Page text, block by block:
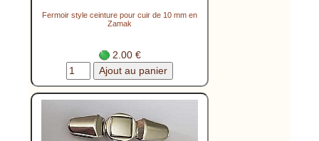
Fermoir style ceinture pour cuir de 10 mm en
Zamak
2.00 €